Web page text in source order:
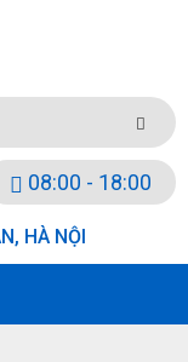
08:00 - 18:00
HÀ NỘI